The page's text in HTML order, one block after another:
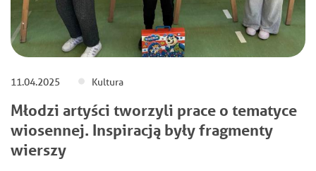
11.04.2025 Kultura
Młodzi artyści tworzyli prace o tematyce
wiosennej. Inspiracją były fragmenty
wierszy